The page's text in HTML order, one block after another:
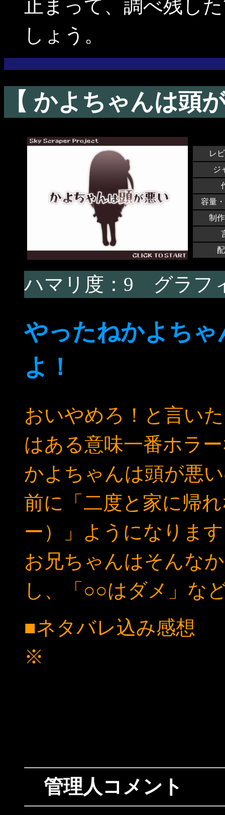
止まって、調べ残し
しょう。
【 かよちゃんは頭
レ
ジ
容量
制
ハマリ度：9 グラフ
やったねかよち
よ！
おいやめろ！と言い
はある意味一番ホラ
かよちゃんは頭が悪
前に「二度と家に帰
ー）」ようになりま
お兄ちゃんはそんな
し、「○○はダメ」な
■ネタバレ込み感想
※
管理人コメント